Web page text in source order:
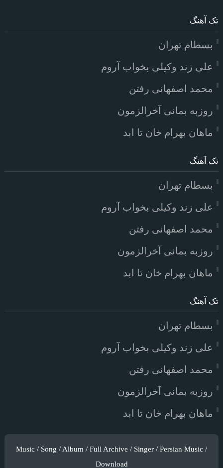
تک آهنگ
بسطام تهران
علی زند وکیلی بخواب آروم
محمد اصفهانی رفتن
روزبه بمانی آخرالزمون
ماهان بهرام خان تا ابد
تک آهنگ
بسطام تهران
علی زند وکیلی بخواب آروم
محمد اصفهانی رفتن
روزبه بمانی آخرالزمون
ماهان بهرام خان تا ابد
تک آهنگ
بسطام تهران
علی زند وکیلی بخواب آروم
محمد اصفهانی رفتن
روزبه بمانی آخرالزمون
ماهان بهرام خان تا ابد
Music / Song / Album / Full Archive / Singer / Persian Music /
Download